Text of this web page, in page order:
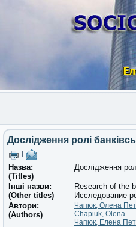
Дослідження ролі
Назва:
(Titles)
Дослідження
Інші назви:
(Other titles)
Research of the
Исследование
Автори:
(Authors)
Чапюк, Олена
Chapiuk, Olena
Чапюк, Елена